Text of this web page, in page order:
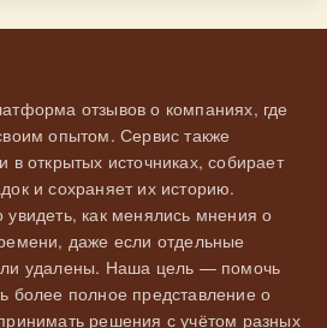
отзывов о компаниях, где
опытом. Сервис также
в открытых источниках, собирает
и сохраняет их историю.
как менялись мнения о
даже если отдельные
удалены. Наша цель — помочь
более полное представление о
решения с учётом разных